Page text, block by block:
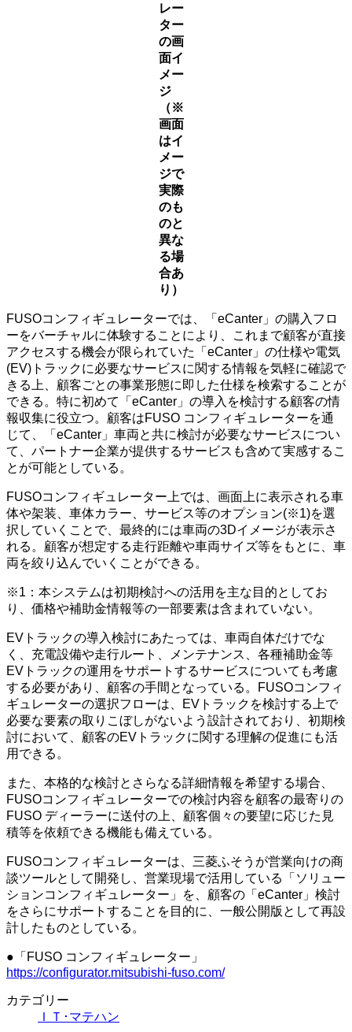
レー
ター
の画
面イ
メー
ジ
（※
画面
はイ
メー
ジで
実際
のも
のと
異な
る場
合あ
り）
FUSOコンフィギュレーターでは、「eCanter」の購入フロ
ーをバーチャルに体験することにより、これまで顧客が直接
アクセスする機会が限られていた「eCanter」の仕様や電気
(EV)トラックに必要なサービスに関する情報を気軽に確認で
きる上、顧客ごとの事業形態に即した仕様を検索することが
できる。特に初めて「eCanter」の導入を検討する顧客の情
報収集に役立つ。顧客はFUSO コンフィギュレーターを通
じて、「eCanter」車両と共に検討が必要なサービスについ
て、パートナー企業が提供するサービスも含めて実感するこ
とが可能としている。
FUSOコンフィギュレーター上では、画面上に表示される車
体や架装、車体カラー、サービス等のオプション(※1)を選
択していくことで、最終的には車両の3Dイメージが表示さ
れる。顧客が想定する走行距離や車両サイズ等をもとに、車
両を絞り込んでいくことができる。
※1：本システムは初期検討への活用を主な目的としてお
り、価格や補助金情報等の一部要素は含まれていない。
EVトラックの導入検討にあたっては、車両自体だけでな
く、充電設備や走行ルート、メンテナンス、各種補助金等
EVトラックの運用をサポートするサービスについても考慮
する必要があり、顧客の手間となっている。FUSOコンフィ
ギュレーターの選択フローは、EVトラックを検討する上で
必要な要素の取りこぼしがないよう設計されており、初期検
討において、顧客のEVトラックに関する理解の促進にも活
用できる。
また、本格的な検討とさらなる詳細情報を希望する場合、
FUSOコンフィギュレーターでの検討内容を顧客の最寄りの
FUSO ディーラーに送付の上、顧客個々の要望に応じた見
積等を依頼できる機能も備えている。
FUSOコンフィギュレーターは、三菱ふそうが営業向けの商
談ツールとして開発し、営業現場で活用している「ソリュー
ションコンフィギュレーター」を、顧客の「eCanter」検討
をさらにサポートすることを目的に、一般公開版として再設
計したものとしている。
●「FUSO コンフィギュレーター」
https://configurator.mitsubishi-fuso.com/
カテゴリー
ＩＴ･マテハン